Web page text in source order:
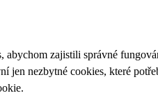
zajistili správné
jen nezbytné cookies, které
.